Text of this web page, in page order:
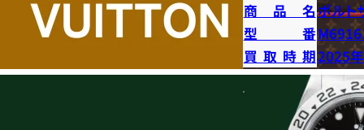
商品名ポルト
型番
買取時期2025